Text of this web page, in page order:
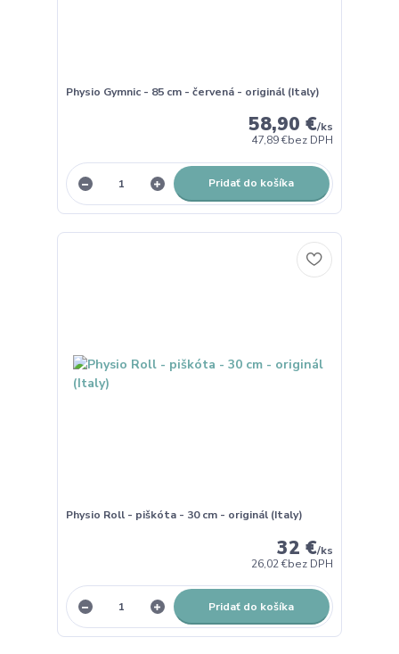
Physio Gymnic - 85 cm - červená - originál (Italy)
58,90 €/ks
47,89 €bez DPH
Pridať do košíka
Physio Roll - piškóta - 30 cm - originál (Italy)
32 €/ks
26,02 €bez DPH
Pridať do košíka